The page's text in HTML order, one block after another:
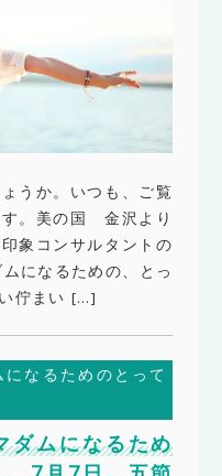
うか。いつも、ご覧
。美の国 金沢より
象コンサルタントの
になるための、とっ
佇まい […]
になるためのとって
ムになるため